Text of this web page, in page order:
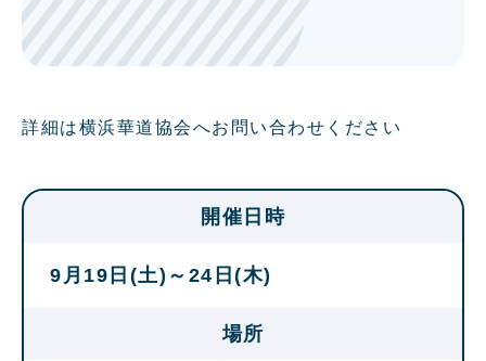
詳細は横浜華道協会へお問い合わせください
開催日時
9月19日(土)～24日(木)
場所